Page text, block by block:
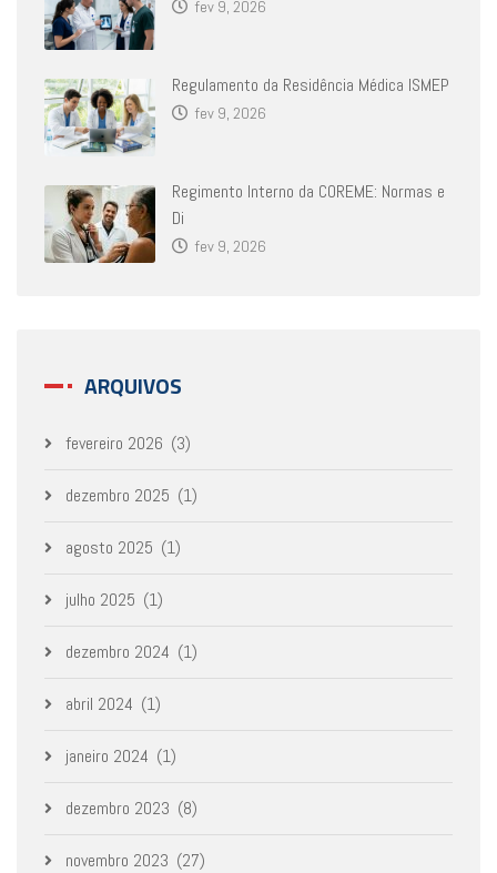
fev 9, 2026
Regulamento da Residência Médica ISMEP
fev 9, 2026
Regimento Interno da COREME: Normas e
Di
fev 9, 2026
ARQUIVOS
fevereiro 2026 (3)
dezembro 2025 (1)
agosto 2025 (1)
julho 2025 (1)
dezembro 2024 (1)
abril 2024 (1)
janeiro 2024 (1)
dezembro 2023 (8)
novembro 2023 (27)